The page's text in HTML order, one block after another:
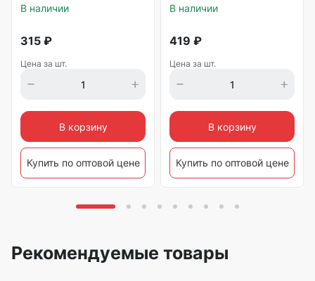
В наличии
315 ₽
Цена за шт.
В корзину
Купить по оптовой цене
В наличии
419 ₽
Цена за шт.
В корзину
Купить по оптовой цене
Рекомендуемые товары